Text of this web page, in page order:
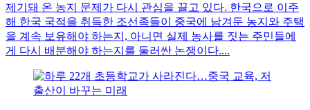
제기돼 온 농지 문제가 다시 관심을 끌고 있다. 한국으로 이주
해 한국 국적을 취득한 조선족들이 중국에 남겨둔 농지와 주택
을 계속 보유해야 하는지, 아니면 실제 농사를 짓는 주민들에
게 다시 배분해야 하는지를 둘러싼 논쟁이다....